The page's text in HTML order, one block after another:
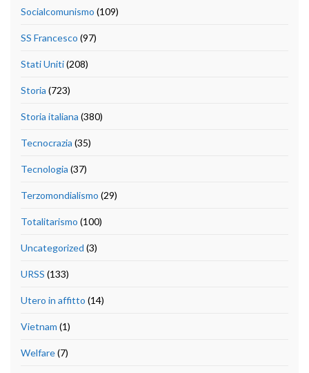
Socialcomunismo (109)
SS Francesco (97)
Stati Uniti(208)
Storia (723)
Storia italiana (380)
Tecnocrazia (35)
Tecnologia (37)
Terzomondialismo (29)
Totalitarismo (100)
Uncategorized (3)
URSS (133)
Utero in affitto (14)
Vietnam (1)
Welfare(7)